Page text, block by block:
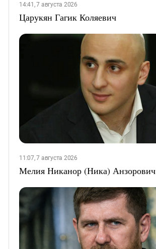
14:41, 7 августа 2026
Царукян Гагик Коляевич
11:07, 7 августа 2026
Мелия Никанор (Ника) Анзорович